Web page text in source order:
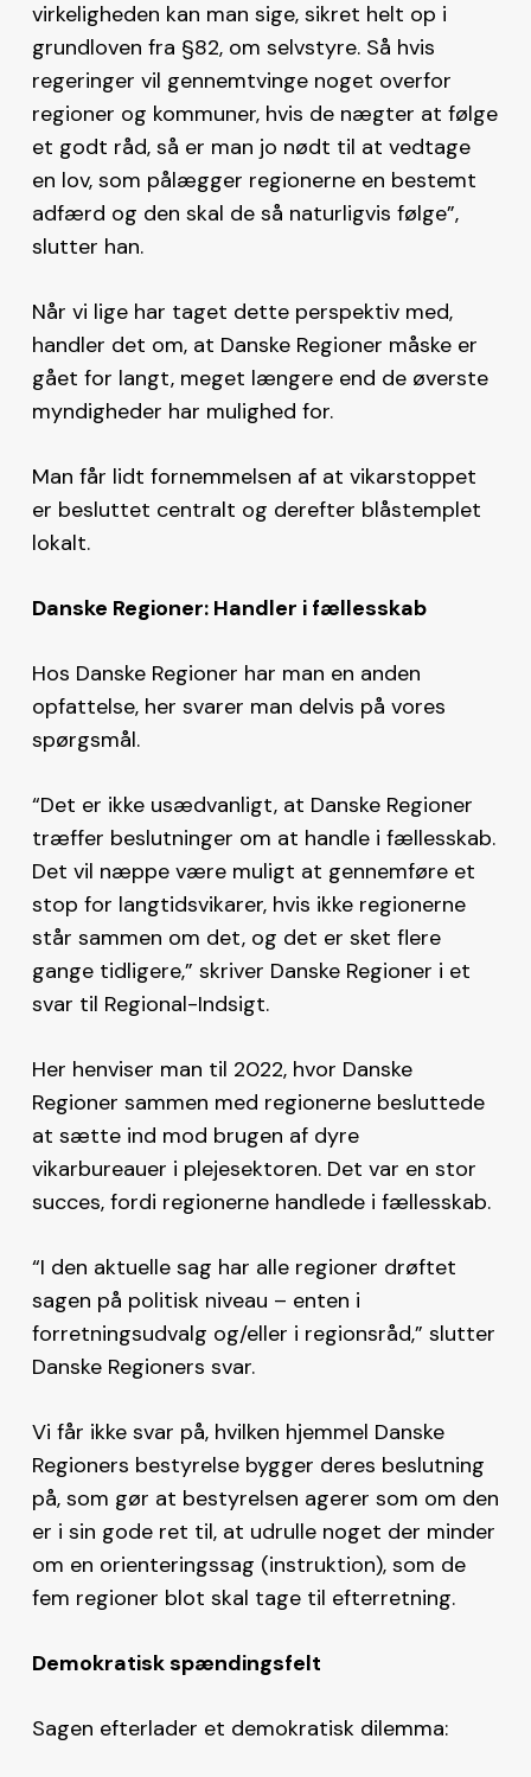
virkeligheden kan man sige, sikret helt op i
grundloven fra §82, om selvstyre. Så hvis
regeringer vil gennemtvinge noget overfor
regioner og kommuner, hvis de nægter at følge
et godt råd, så er man jo nødt til at vedtage
en lov, som pålægger regionerne en bestemt
adfærd og den skal de så naturligvis følge”,
slutter han.
Når vi lige har taget dette perspektiv med,
handler det om, at Danske Regioner måske er
gået for langt, meget længere end de øverste
myndigheder har mulighed for.
Man får lidt fornemmelsen af at vikarstoppet
er besluttet centralt og derefter blåstemplet
lokalt.
Danske Regioner: Handler i fællesskab
Hos Danske Regioner har man en anden
opfattelse, her svarer man delvis på vores
spørgsmål.
“Det er ikke usædvanligt, at Danske Regioner
træffer beslutninger om at handle i fællesskab.
Det vil næppe være muligt at gennemføre et
stop for langtidsvikarer, hvis ikke regionerne
står sammen om det, og det er sket flere
gange tidligere,” skriver Danske Regioner i et
svar til Regional-Indsigt.
Her henviser man til 2022, hvor Danske
Regioner sammen med regionerne besluttede
at sætte ind mod brugen af dyre
vikarbureauer i plejesektoren. Det var en stor
succes, fordi regionerne handlede i fællesskab.
“I den aktuelle sag har alle regioner drøftet
sagen på politisk niveau – enten i
forretningsudvalg og/eller i regionsråd,” slutter
Danske Regioners svar.
Vi får ikke svar på, hvilken hjemmel Danske
Regioners bestyrelse bygger deres beslutning
på, som gør at bestyrelsen agerer som om den
er i sin gode ret til, at udrulle noget der minder
om en orienteringssag (instruktion), som de
fem regioner blot skal tage til efterretning.
Demokratisk spændingsfelt
Sagen efterlader et demokratisk dilemma: